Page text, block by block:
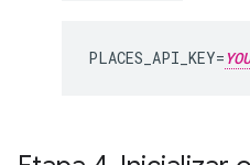
PLACES_API_KEY=